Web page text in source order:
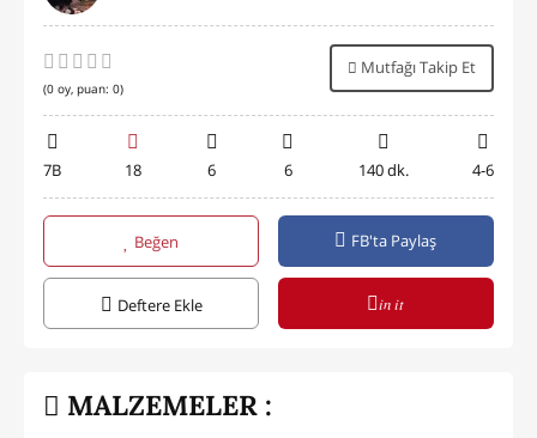
(0 oy, puan: 0)
Mutfağı Takip Et
7B 18 6 6 140 dk. 4-6
Beğen FB'ta Paylaş
Deftere Ekle in it
MALZEMELER :